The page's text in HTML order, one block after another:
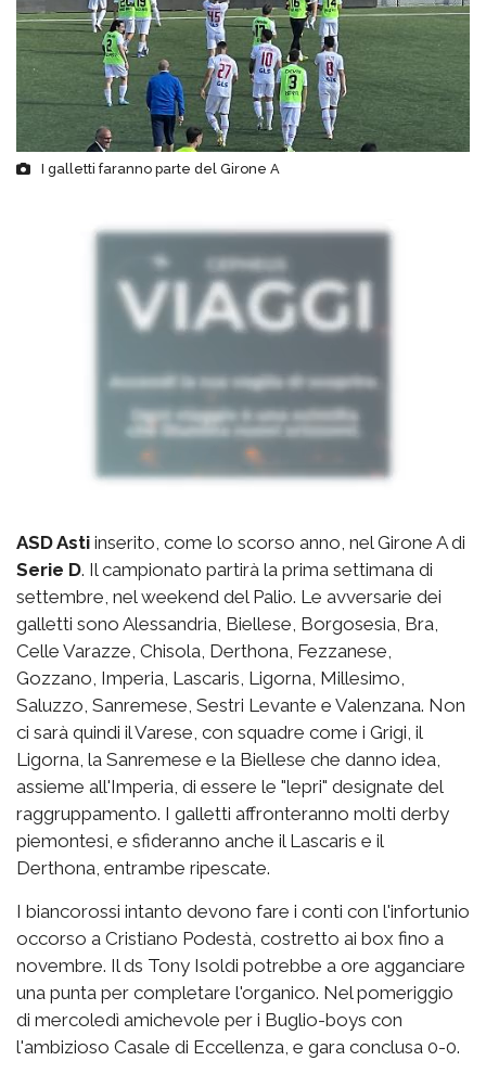
I galletti faranno parte del Girone A
ASD Asti inserito, come lo scorso anno, nel Girone A di
Serie D. Il campionato partirà la prima settimana di
settembre, nel weekend del Palio. Le avversarie dei
galletti sono Alessandria, Biellese, Borgosesia, Bra,
Celle Varazze, Chisola, Derthona, Fezzanese,
Gozzano, Imperia, Lascaris, Ligorna, Millesimo,
Saluzzo, Sanremese, Sestri Levante e Valenzana. Non
ci sarà quindi il Varese, con squadre come i Grigi, il
Ligorna, la Sanremese e la Biellese che danno idea,
assieme all'Imperia, di essere le "lepri" designate del
raggruppamento. I galletti affronteranno molti derby
piemontesi, e sfideranno anche il Lascaris e il
Derthona, entrambe ripescate.
I biancorossi intanto devono fare i conti con l'infortunio
occorso a Cristiano Podestà, costretto ai box fino a
novembre. Il ds Tony Isoldi potrebbe a ore agganciare
una punta per completare l'organico. Nel pomeriggio
di mercoledì amichevole per i Buglio-boys con
l'ambizioso Casale di Eccellenza, e gara conclusa 0-0.